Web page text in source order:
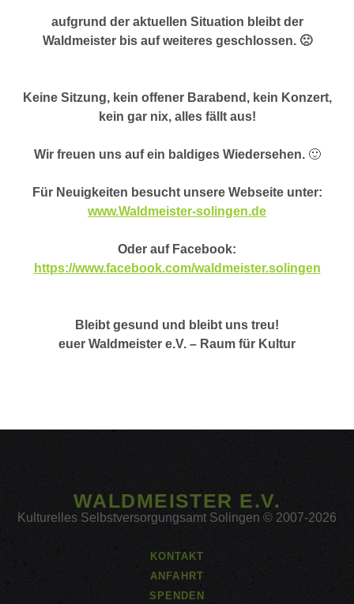
aufgrund der aktuellen Situation bleibt der
Waldmeister bis auf weiteres geschlossen. 🙁
Keine Sitzung, kein offener Barabend, kein Konzert,
kein gar nix, alles fällt aus!
Wir freuen uns auf ein baldiges Wiedersehen. 🙂
Für Neuigkeiten besucht unsere Webseite unter:
www.Waldmeister-solingen.de
Oder auf Facebook:
https://www.facebook.com/waldmeister.solingen
Bleibt gesund und bleibt uns treu!
euer Waldmeister e.V. – Raum für Kultur
WALDMEISTER E.V.
Kulturelles Selbstversorgungsamt Solingen © 2007-2026
KONTAKT
ANFAHRT
SPENDEN